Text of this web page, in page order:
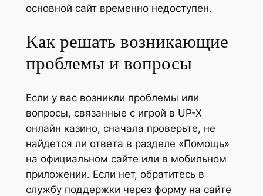
основной сайт временно недоступен.
Как решать возникающие
проблемы и вопросы
Если у вас возникли проблемы или
вопросы, связанные с игрой в UP-X
онлайн казино, сначала проверьте, не
найдется ли ответа в разделе «Помощь»
на официальном сайте или в мобильном
приложении. Если нет, обратитесь в
службу поддержки через форму на сайте